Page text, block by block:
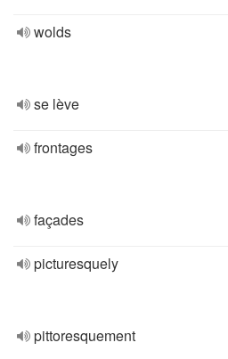
wolds
se lève
frontages
façades
picturesquely
pittoresquement